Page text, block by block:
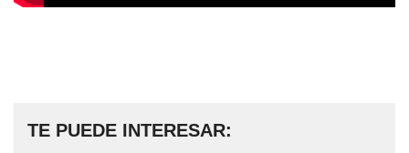
TE PUEDE INTERESAR: